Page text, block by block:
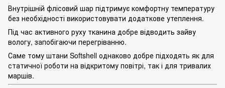
Внутрішній флісовий шар підтримує комфортну температуру
без необхідності використовувати додаткове утеплення.
Під час активного руху тканина добре відводить зайву
вологу, запобігаючи перегріванню.
Саме тому штани Softshell однаково добре підходять як для
статичної роботи на відкритому повітрі, так і для тривалих
маршів.